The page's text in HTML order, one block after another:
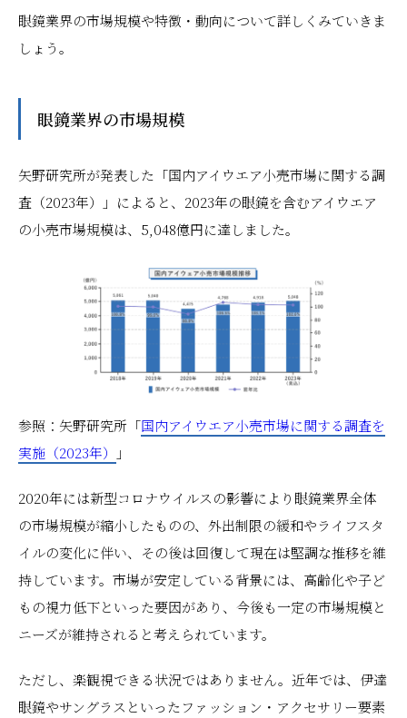
眼鏡業界の市場規模や特徴・動向について詳しくみていきま
しょう。
眼鏡業界の市場規模
矢野研究所が発表した「国内アイウエア小売市場に関する調
査（2023年）」によると、2023年の眼鏡を含むアイウエア
の小売市場規模は、5,048億円に達しました。
参照：矢野研究所「国内アイウエア小売市場に関する調査を
実施（2023年）
」
2020年には新型コロナウイルスの影響により眼鏡業界全体
の市場規模が縮小したものの、外出制限の緩和やライフスタ
イルの変化に伴い、その後は回復して現在は堅調な推移を維
持しています。市場が安定している背景には、高齢化や子ど
もの視力低下といった要因があり、今後も一定の市場規模と
ニーズが維持されると考えられています。
ただし、楽観視できる状況ではありません。近年では、伊達
眼鏡やサングラスといったファッション・アクセサリー要素